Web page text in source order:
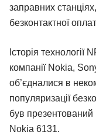
заправних
безконтактної
Історія
компанії Nokia,
об’єдналися в
популяризації
був
Nokia 6131.